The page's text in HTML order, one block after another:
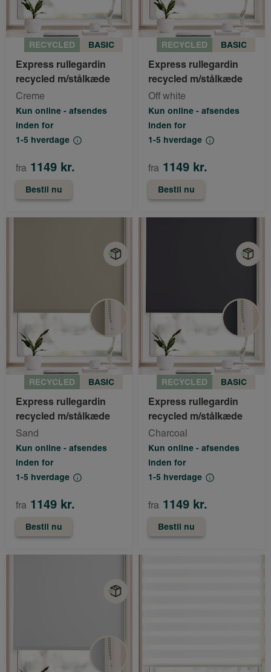
RECYCLED BASIC
Express rullegardin
recycled m/stålkæde
Creme
Kun online - afsendes
inden for
1-5 hverdage
fra 1149 kr.
Bestil nu
RECYCLED BASIC
Express rullegardin
recycled m/stålkæde
Off white
Kun online - afsendes
inden for
1-5 hverdage
fra 1149 kr.
Bestil nu
RECYCLED BASIC
Express rullegardin
recycled m/stålkæde
Sand
Kun online - afsendes
inden for
1-5 hverdage
fra 1149 kr.
Bestil nu
RECYCLED BASIC
Express rullegardin
recycled m/stålkæde
Charcoal
Kun online - afsendes
inden for
1-5 hverdage
fra 1149 kr.
Bestil nu